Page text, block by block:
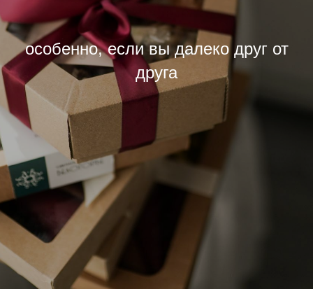
особенно, если вы далеко друг от
друга